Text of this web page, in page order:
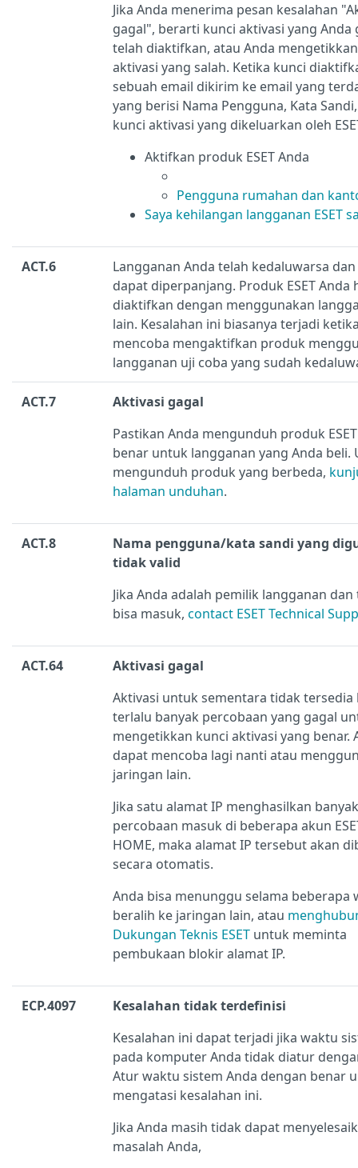
Jika Anda menerima pesan kesalahan
gagal", berarti kunci aktivasi yang Anda
telah diaktifkan, atau Anda
aktivasi yang salah. Ketika kunci
sebuah email dikirim ke email yang
yang berisi Nama Pengguna, Kata
kunci aktivasi yang dikeluarkan oleh
Aktifkan produk ESET Anda
Pengguna rumahan dan
Saya kehilangan langganan ESET
ACT.6
Langganan Anda telah kedaluwarsa
dapat diperpanjang. Produk ESET Anda
diaktifkan dengan menggunakan
lain. Kesalahan ini biasanya terjadi
mencoba mengaktifkan produk
langganan uji coba yang sudah
ACT.7
Aktivasi gagal
Pastikan Anda mengunduh produk
benar untuk langganan yang Anda beli.
mengunduh produk yang berbeda,
halaman unduhan.
ACT.8
Nama pengguna/kata sandi yang
tidak valid
Jika Anda adalah pemilik langganan
bisa masuk, contact ESET Technical
ACT.64
Aktivasi gagal
Aktivasi untuk sementara tidak tersedia
terlalu banyak percobaan yang gagal
mengetikkan kunci aktivasi yang benar.
dapat mencoba lagi nanti atau
jaringan lain.
Jika satu alamat IP menghasilkan
percobaan masuk di beberapa akun
HOME, maka alamat IP tersebut akan
secara otomatis.
Anda bisa menunggu selama beberapa
beralih ke jaringan lain, atau
Dukungan Teknis ESET untuk meminta
pembukaan blokir alamat IP.
ECP.4097
Kesalahan tidak terdefinisi
Kesalahan ini dapat terjadi jika waktu
pada komputer Anda tidak diatur
Atur waktu sistem Anda dengan benar
mengatasi kesalahan ini.
Jika Anda masih tidak dapat
masalah Anda,